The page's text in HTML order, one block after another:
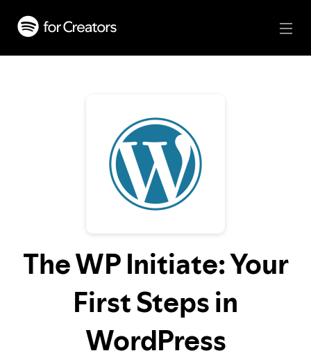
The WP Initiate: Your
First Steps in
WordPress